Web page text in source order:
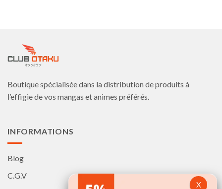
Boutique spécialisée dans la distribution de produits à
l’effigie de vos mangas et animes préférés.
INFORMATIONS
Blog
C.G.V